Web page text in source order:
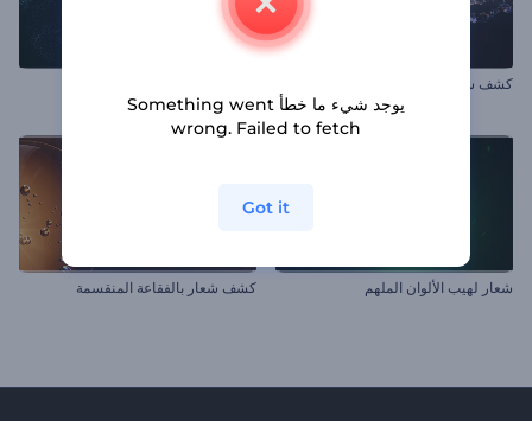
كشف شعار بالجسيمات السائلة
شعار لهيب الألوان الملهم كشف شعار بالفقاعة المنقسمة
يوجد شيء ما خطأ Something went
wrong. Failed to fetch
Got it